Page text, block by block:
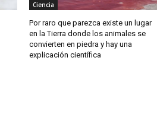
Ciencia
Por raro que parezca existe un lugar
en la Tierra donde los animales se
convierten en piedra y hay una
explicación científica